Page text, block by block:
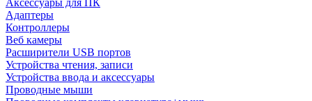
Аксессуары для ПК
Адаптеры
Контроллеры
Веб камеры
Расширители USB портов
Устройства чтения, записи
Устройства ввода и аксессуары
Проводные мыши